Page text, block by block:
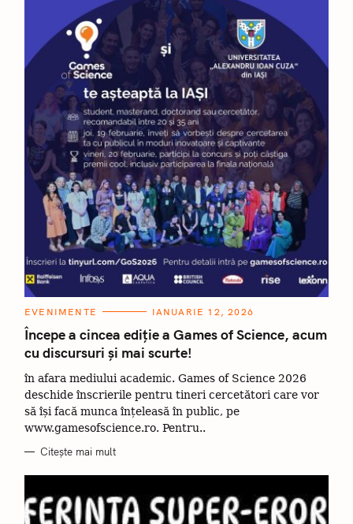
C
T
E
G
R
I
I
EVENIMENTE IANUARIE 12, 2026
Începe a cincea ediție a Games of Science, acum
cu discursuri și mai scurte!
în afara mediului academic. Games of Science 2026
deschide înscrierile pentru tineri cercetători care vor
să își facă munca înțeleasă în public, pe
www.gamesofscience.ro. Pentru..
Citește mai mult